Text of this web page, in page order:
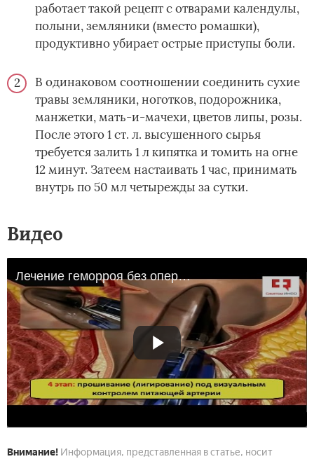
работает такой рецепт с отварами календулы,
полыни, земляники (вместо ромашки),
продуктивно убирает острые приступы боли.
В одинаковом соотношении соединить сухие
травы земляники, ноготков, подорожника,
манжетки, мать-и-мачехи, цветов липы, розы.
После этого 1 ст. л. высушенного сырья
требуется залить 1 л кипятка и томить на огне
12 минут. Затеем настаивать 1 час, принимать
внутрь по 50 мл четырежды за сутки.
Видео
Лечение геморроя без операции - техника дезартеризации геморроидальных узлов и геморроидопексия
Внимание! Информация, представленная в статье, носит